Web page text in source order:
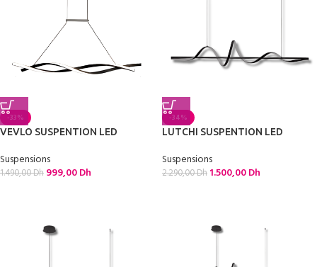
-33%
VEVLO SUSPENTION LED
Suspensions
1.490,00Dh 999,00Dh
-34%
LUTCHI SUSPENTION LED
Suspensions
2.290,00Dh 1.500,00Dh